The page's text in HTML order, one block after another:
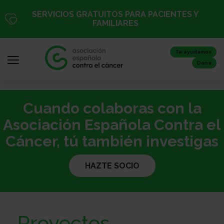
al
SERVICIOS GRATUITOS PARA PACIENTES Y
FAMILIARES
Te ayudamos
Dona
Iniciar
sesión
/
Registro
Inicio
Cuando colaboras con la
Asociación Española Contra el
Cáncer, tú también investigas
HAZTE SOCIO